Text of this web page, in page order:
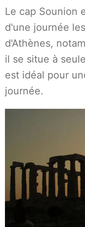
Le cap Sounion
d'une journée
d'Athènes,
il se situe à
est idéal pour
journée.